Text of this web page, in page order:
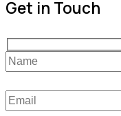
Get in Touch